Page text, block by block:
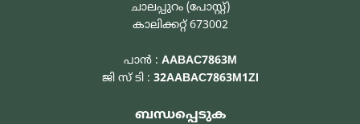
ചാലപ്പുറം (പോസ്റ്റ്)
കാലിക്കറ്റ് 673002
പാൻ : AABAC7863M
ജി സ് ടി : 32AABAC7863M1ZI
ബന്ധപ്പെടുക